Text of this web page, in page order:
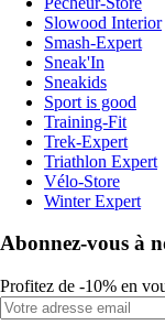
Slowood Interior
Smash-Expert
Sneak'In
Sneakids
Sport is good
Training-Fit
Trek-Expert
Triathlon Expert
Vélo-Store
Winter Expert
Abonnez-vous à
Profitez de -10% en